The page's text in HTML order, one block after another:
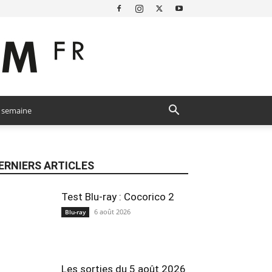
ARTICLES
Test Blu-ray : Cocorico 2
Blu-ray 6 août 2026
Les sorties du 5 août 2026